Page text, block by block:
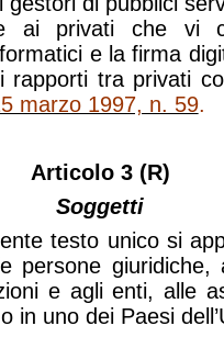
ai privati che vi
e la firma
rapporti tra privati
marzo 1997, n. 59.
Articolo 3 (R)
Soggetti
testo unico si
persone
e agli enti, alle
in uno dei Paesi